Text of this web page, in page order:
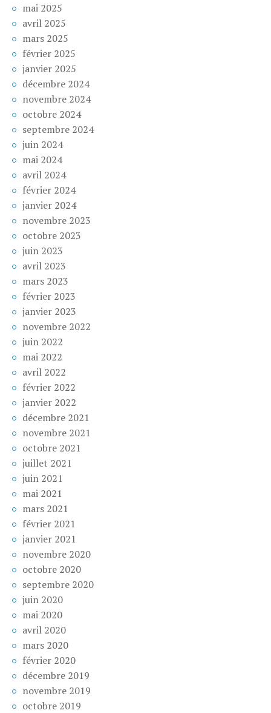
mai 2025
avril 2025
mars 2025
février 2025
janvier 2025
décembre 2024
novembre 2024
octobre 2024
septembre 2024
juin 2024
mai 2024
avril 2024
février 2024
janvier 2024
novembre 2023
octobre 2023
juin 2023
avril 2023
mars 2023
février 2023
janvier 2023
novembre 2022
juin 2022
mai 2022
avril 2022
février 2022
janvier 2022
décembre 2021
novembre 2021
octobre 2021
juillet 2021
juin 2021
mai 2021
mars 2021
février 2021
janvier 2021
novembre 2020
octobre 2020
septembre 2020
juin 2020
mai 2020
avril 2020
mars 2020
février 2020
décembre 2019
novembre 2019
octobre 2019